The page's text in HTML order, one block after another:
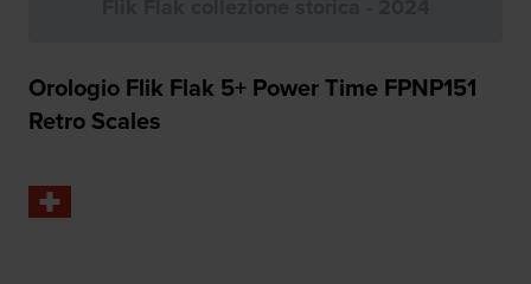
Orologio Flik Flak 5+ Power Time FPNP151
Retro Scales